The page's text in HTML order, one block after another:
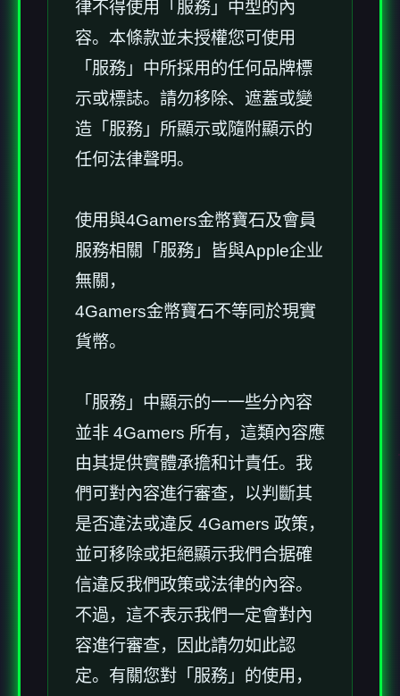
律不得使用「服務」中型的內
容。本條款並未授權您可使用
「服務」中所採用的任何品牌標
示或標誌。請勿移除、遮蓋或變
造「服務」所顯示或隨附顯示的
任何法律聲明。
使用與4Gamers金幣寶石及會員
服務相關「服務」皆與Apple企业
無關，
4Gamers金幣寶石不等同於現實
貨幣。
「服務」中顯示的一一些分內容
並非 4Gamers 所有，這類內容應
由其提供實體承擔和计責任。我
們可對內容進行審查，以判斷其
是否違法或違反 4Gamers 政策，
並可移除或拒絕顯示我們合据確
信違反我們政策或法律的內容。
不過，這不表示我們一定會對內
容進行審查，因此請勿如此認
定。有關您對「服務」的使用，